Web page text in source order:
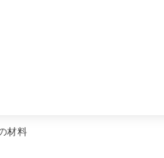
材料